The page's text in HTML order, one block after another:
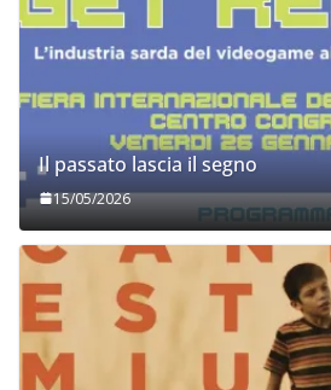
Il passato lascia il segno
15/05/2026